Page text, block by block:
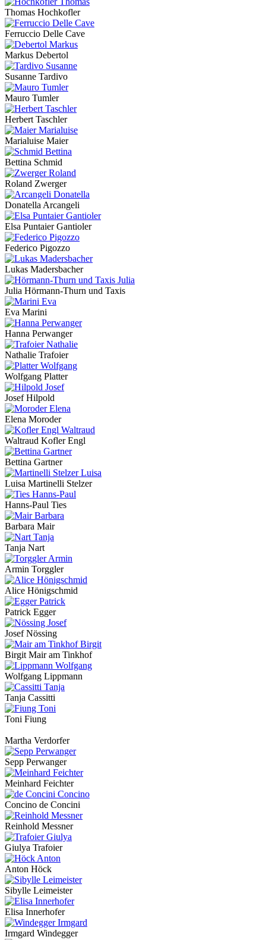
Thomas Hochkofler
Ferruccio Delle Cave
Markus Debertol
Susanne Tardivo
Mauro Tumler
Herbert Taschler
Marialuise Maier
Bettina Schmid
Roland Zwerger
Donatella Arcangeli
Elsa Puntaier Gantioler
Federico Pigozzo
Lukas Madersbacher
Julia Hörmann-Thurn und Taxis
Eva Marini
Hanna Perwanger
Nathalie Trafoier
Wolfgang Platter
Josef Hilpold
Elena Moroder
Waltraud Kofler Engl
Bettina Gartner
Luisa Martinelli Stelzer
Hanns-Paul Ties
Barbara Mair
Tanja Nart
Armin Torggler
Alice Hönigschmid
Patrick Egger
Josef Nössing
Birgit Mair am Tinkhof
Wolfgang Lippmann
Tanja Cassitti
Toni Fiung
Martha Verdorfer
Sepp Perwanger
Meinhard Feichter
Concino de Concini
Reinhold Messner
Giulya Trafoier
Anton Höck
Sibylle Leimeister
Elisa Innerhofer
Irmgard Windegger